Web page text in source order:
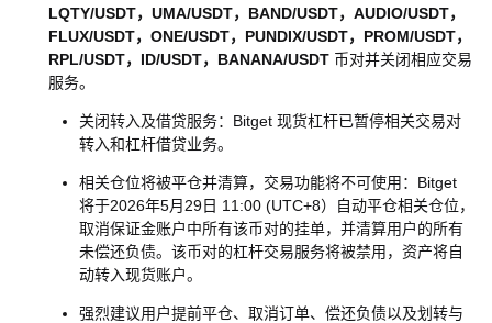
LQTY/USDT，UMA/USDT，BAND/USDT，AUDIO/USDT，
FLUX/USDT，ONE/USDT，PUNDIX/USDT，PROM/USDT，
RPL/USDT，ID/USDT，BANANA/USDT 币对并关闭相应交易
服务。
关闭转入及借贷服务：Bitget 现货杠杆已暂停相关交易对
转入和杠杆借贷业务。
相关仓位将被平仓并清算，交易功能将不可使用：Bitget
将于2026年5月29日 11:00 (UTC+8）自动平仓相关仓位，
取消保证金账户中所有该币对的挂单，并清算用户的所有
未偿还负债。该币对的杠杆交易服务将被禁用，资产将自
动转入现货账户。
强烈建议用户提前平仓、取消订单、偿还负债以及划转与